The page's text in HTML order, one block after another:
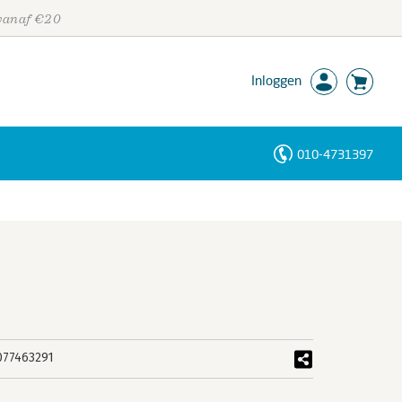
€20
Inloggen
010-4731397
Personen